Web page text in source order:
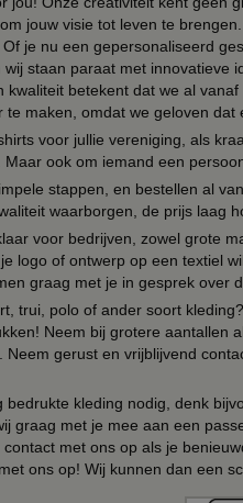
jouw visie tot leven te
je nu een gepersonaliseerd
staan paraat met innovatieve
kwaliteit betekent dat we al
maken, omdat we geloven dat
voor jullie vereniging, als
ook om iemand een
stappen, en bestellen al
waarborgen, de prijs laag
voor bedrijven, zowel grote
logo of ontwerp op een textiel
graag met je in gesprek over
trui, polo of ander soort
Neem bij grotere aantallen
gerust en vrijblijvend
kleding nodig, denk
graag met je mee aan een
met ons op als je
ons op! Wij kunnen dan een